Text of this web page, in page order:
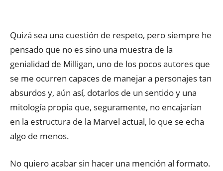
Quizá sea una cuestión de respeto, pero siempre he
pensado que no es sino una muestra de la
genialidad de Milligan, uno de los pocos autores que
se me ocurren capaces de manejar a personajes tan
absurdos y, aún así, dotarlos de un sentido y una
mitología propia que, seguramente, no encajarían
en la estructura de la Marvel actual, lo que se echa
algo de menos.
No quiero acabar sin hacer una mención al formato.